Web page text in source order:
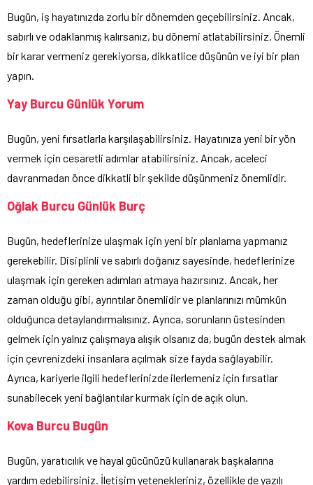
Bugün, iş hayatınızda zorlu bir dönemden geçebilirsiniz. Ancak,
sabırlı ve odaklanmış kalırsanız, bu dönemi atlatabilirsiniz. Önemli
bir karar vermeniz gerekiyorsa, dikkatlice düşünün ve iyi bir plan
yapın.
Yay Burcu Günlük Yorum
Bugün, yeni fırsatlarla karşılaşabilirsiniz. Hayatınıza yeni bir yön
vermek için cesaretli adımlar atabilirsiniz. Ancak, aceleci
davranmadan önce dikkatli bir şekilde düşünmeniz önemlidir.
Oğlak Burcu Günlük Burç
Bugün, hedeflerinize ulaşmak için yeni bir planlama yapmanız
gerekebilir. Disiplinli ve sabırlı doğanız sayesinde, hedeflerinize
ulaşmak için gereken adımları atmaya hazırsınız. Ancak, her
zaman olduğu gibi, ayrıntılar önemlidir ve planlarınızı mümkün
olduğunca detaylandırmalısınız. Ayrıca, sorunların üstesinden
gelmek için yalnız çalışmaya alışık olsanız da, bugün destek almak
için çevrenizdeki insanlara açılmak size fayda sağlayabilir.
Ayrıca, kariyerle ilgili hedeflerinizde ilerlemeniz için fırsatlar
sunabilecek yeni bağlantılar kurmak için de açık olun.
Kova Burcu Bugün
Bugün, yaratıcılık ve hayal gücünüzü kullanarak başkalarına
yardım edebilirsiniz. İletişim yetenekleriniz, özellikle de yazılı